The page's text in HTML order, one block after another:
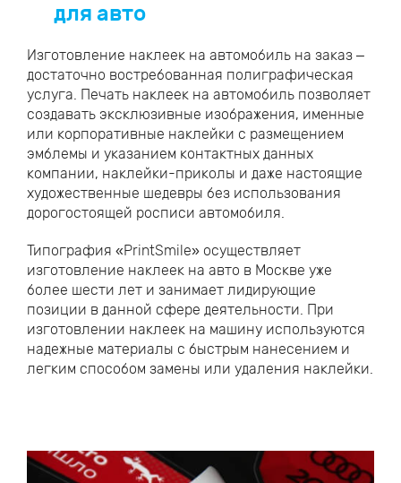
для авто
Изготовление наклеек на автомобиль на заказ –
достаточно востребованная полиграфическая
услуга. Печать наклеек на автомобиль позволяет
создавать эксклюзивные изображения, именные
или корпоративные наклейки с размещением
эмблемы и указанием контактных данных
компании, наклейки-приколы и даже настоящие
художественные шедевры без использования
дорогостоящей росписи автомобиля.
Типография «PrintSmile» осуществляет
изготовление наклеек на авто в Москве уже
более шести лет и занимает лидирующие
позиции в данной сфере деятельности. При
изготовлении наклеек на машину используются
надежные материалы с быстрым нанесением и
легким способом замены или удаления наклейки.